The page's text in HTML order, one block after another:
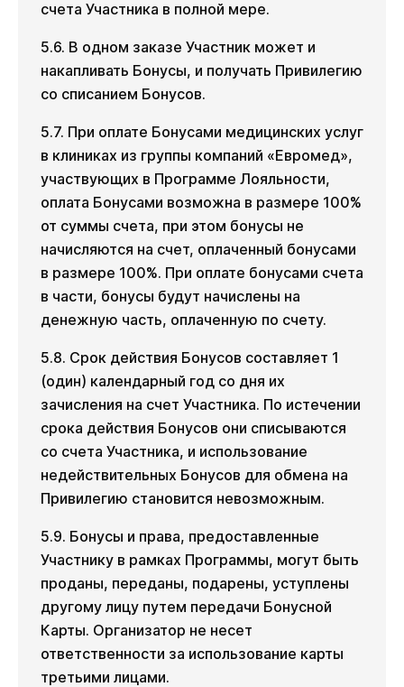
счета Участника в полной мере.
5.6. В одном заказе Участник может и
накапливать Бонусы, и получать Привилегию
со списанием Бонусов.
5.7. При оплате Бонусами медицинских услуг
в клиниках из группы компаний «Евромед»,
участвующих в Программе Лояльности,
оплата Бонусами возможна в размере 100%
от суммы счета, при этом бонусы не
начисляются на счет, оплаченный бонусами
в размере 100%. При оплате бонусами счета
в части, бонусы будут начислены на
денежную часть, оплаченную по счету.
5.8. Срок действия Бонусов составляет 1
(один) календарный год со дня их
зачисления на счет Участника. По истечении
срока действия Бонусов они списываются
со счета Участника, и использование
недействительных Бонусов для обмена на
Привилегию становится невозможным.
5.9. Бонусы и права, предоставленные
Участнику в рамках Программы, могут быть
проданы, переданы, подарены, уступлены
другому лицу путем передачи Бонусной
Карты. Организатор не несет
ответственности за использование карты
третьими лицами.